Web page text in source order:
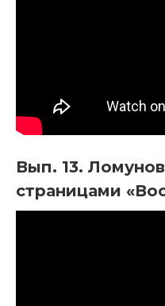
Вып. 13.
страницами